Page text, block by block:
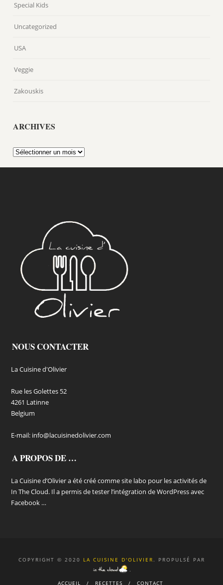
Special Kids
Uncategorized
USA
Veggie
Zakouskis
ARCHIVES
Archives
NOUS CONTACTER
La Cuisine d'Olivier
Rue les Golettes 52
4261 Latinne
Belgium
E-mail: info@lacuisinedolivier.com
A PROPOS DE …
La Cuisine d’Olivier a été créé comme site labo pour les activités de
In The Cloud. Il a permis de tester l’intégration de WordPress avec
Facebook …
COPYRIGHT © 2020 LA CUISINE D'OLIVIER . PROPULSÉ PAR
.
ACCUEIL
RECETTES CONTACT